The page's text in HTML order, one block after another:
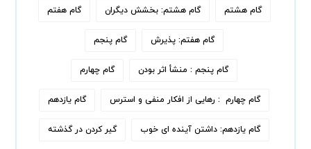
گام هشتم گام هشتم: بخشش دیگران گام هفتم
گام هفتم: پذیرش گام پنجم
گام پنجم : منشأ اثر بودن گام چهارم
گام چهارم : رهایی از افکار منفی و استرس گام یازدهم
گام یازدهم: داشتن آینده ای خوب گیر کردن در گذشته